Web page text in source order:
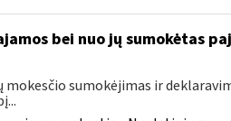
bei nuo jų sumokėtas
mokesčio sumokėjimas ir